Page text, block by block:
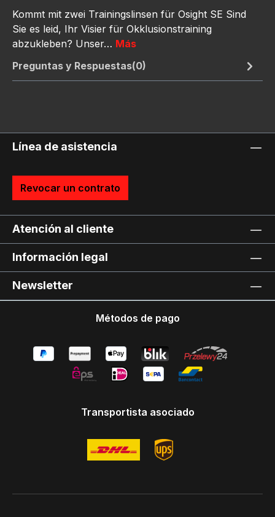
Kommt mit zwei Trainingslinsen für Osight SE Sind
Sie es leid, Ihr Visier für Okklusionstraining
abzukleben? Unser… Más
Preguntas y Respuestas(0)
Línea de asistencia
Revocar un contrato
Atención al cliente
Información legal
Newsletter
Métodos de pago
Transportista asociado